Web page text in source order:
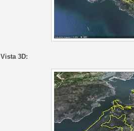
Vista 3D: